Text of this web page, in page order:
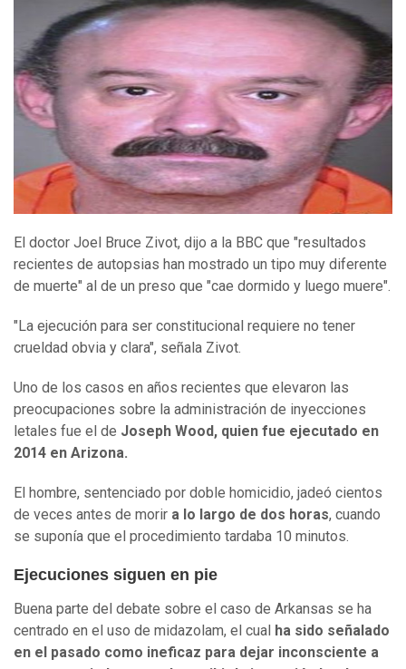
El doctor Joel Bruce Zivot, dijo a la BBC que "resultados
recientes de autopsias han mostrado un tipo muy diferente
de muerte" al de un preso que "cae dormido y luego muere".
"La ejecución para ser constitucional requiere no tener
crueldad obvia y clara", señala Zivot.
Uno de los casos en años recientes que elevaron las
preocupaciones sobre la administración de inyecciones
letales fue el de Joseph Wood, quien fue ejecutado en
2014 en Arizona.
El hombre, sentenciado por doble homicidio, jadeó cientos
de veces antes de morir a lo largo de dos horas, cuando
se suponía que el procedimiento tardaba 10 minutos.
Ejecuciones siguen en pie
Buena parte del debate sobre el caso de Arkansas se ha
centrado en el uso de midazolam, el cual ha sido señalado
en el pasado como ineficaz para dejar inconsciente a